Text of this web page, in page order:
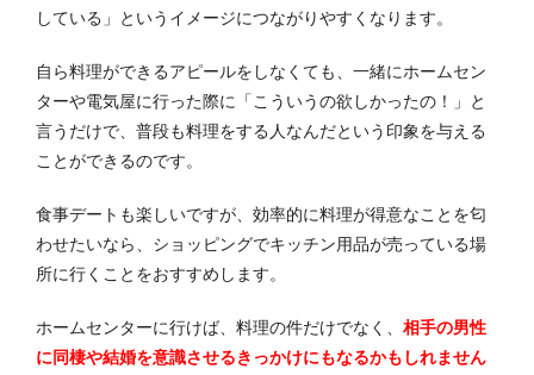
している」というイメージにつながりやすくなります。
自ら料理ができるアピールをしなくても、一緒にホームセン
ターや電気屋に行った際に「こういうの欲しかったの！」と
言うだけで、普段も料理をする人なんだという印象を与える
ことができるのです。
食事デートも楽しいですが、効率的に料理が得意なことを匂
わせたいなら、ショッピングでキッチン用品が売っている場
所に行くことをおすすめします。
ホームセンターに行けば、料理の件だけでなく、 相手の男性
に同棲や結婚を意識させるきっかけにもなるかもしれません